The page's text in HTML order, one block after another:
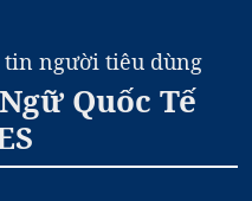
tin người tiêu dùng
Quốc Tế